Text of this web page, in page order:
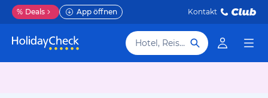
% Deals App öffnen Kontakt
Hotel, Reiseziel